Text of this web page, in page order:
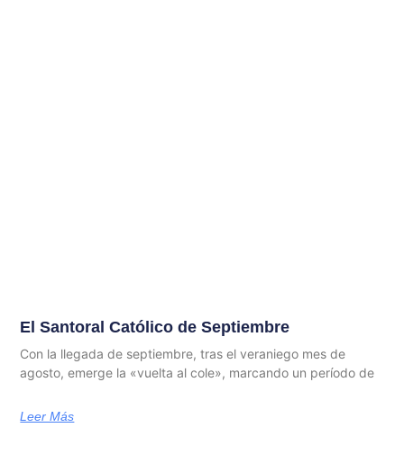
El Santoral Católico de Septiembre
Con la llegada de septiembre, tras el veraniego mes de
agosto, emerge la «vuelta al cole», marcando un período de
Leer Más